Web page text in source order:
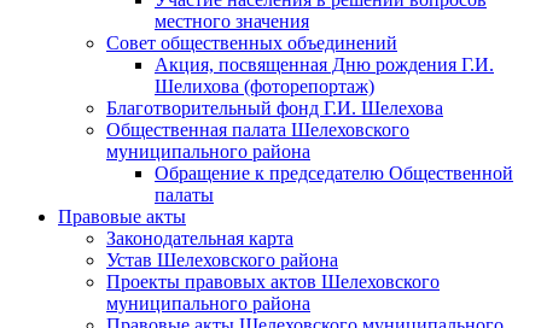
местного значения
Совет общественных объединений
Акция, посвященная Дню рождения Г.И.
Шелихова (фоторепортаж)
Благотворительный фонд Г.И. Шелехова
Общественная палата Шелеховского
муниципального района
Обращение к председателю Общественной
палаты
Правовые акты
Законодательная карта
Устав Шелеховского района
Проекты правовых актов Шелеховского
муниципального района